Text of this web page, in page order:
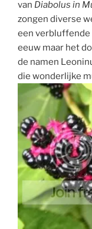
van Diabolus in
zongen diverse
een verbluffende
eeuw maar het
de namen
die wonderlijke